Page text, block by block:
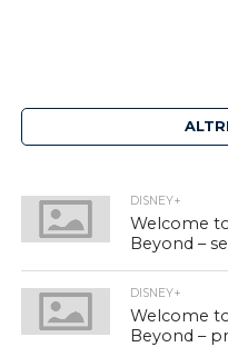
DISNEY+
Welcome
Beyond –
DISNEY+
Welcome
Beyond –